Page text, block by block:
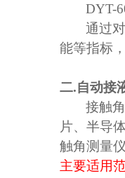
DYT-
通过
能等指标
二.自动接
接触
片、半导
触角测量
主要适用